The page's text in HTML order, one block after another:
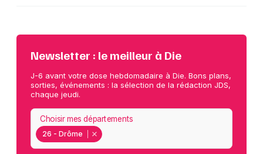
Newsletter : le meilleur à Die
J-6 avant votre dose hebdomadaire à Die. Bons plans,
sorties, événements : la sélection de la rédaction JDS,
chaque jeudi.
26 - Drôme
Choisir mes départements